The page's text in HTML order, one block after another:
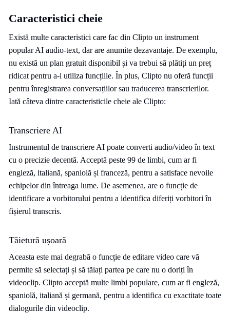
Caracteristici cheie
Există multe caracteristici care fac din Clipto un instrument
popular AI audio-text, dar are anumite dezavantaje. De exemplu,
nu există un plan gratuit disponibil și va trebui să plătiți un preț
ridicat pentru a-i utiliza funcțiile. În plus, Clipto nu oferă funcții
pentru înregistrarea conversațiilor sau traducerea transcrierilor.
Iată câteva dintre caracteristicile cheie ale Clipto:
Transcriere AI
Instrumentul de transcriere AI poate converti audio/video în text
cu o precizie decentă. Acceptă peste 99 de limbi, cum ar fi
engleză, italiană, spaniolă și franceză, pentru a satisface nevoile
echipelor din întreaga lume. De asemenea, are o funcție de
identificare a vorbitorului pentru a identifica diferiți vorbitori în
fișierul transcris.
Tăietură ușoară
Aceasta este mai degrabă o funcție de editare video care vă
permite să selectați și să tăiați partea pe care nu o doriți în
videoclip. Clipto acceptă multe limbi populare, cum ar fi engleză,
spaniolă, italiană și germană, pentru a identifica cu exactitate toate
dialogurile din videoclip.